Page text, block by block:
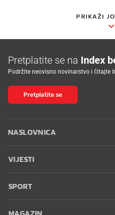
PRIKAŽI
Pretplatite se na Index
Podržite neovisno novinarstvo i čitajte
Pretplatite se
NASLOVNICA
VIJESTI
SPORT